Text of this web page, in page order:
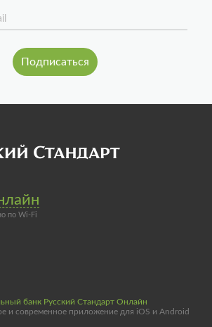
по Wi-Fi
банк Русский Стандарт Онлайн
и современное приложение для iOS и Android